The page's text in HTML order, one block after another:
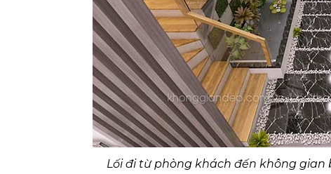
Lối đi từ phòng khách đến không